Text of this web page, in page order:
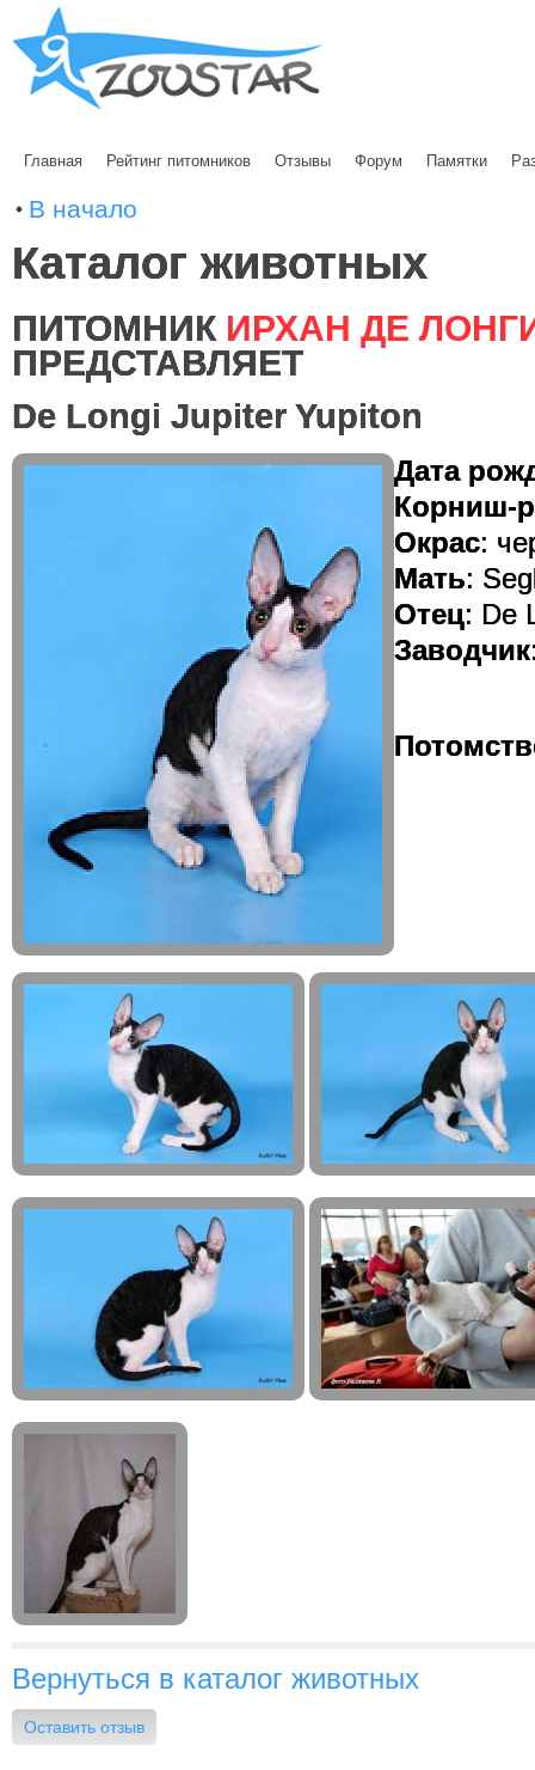
Главная Рейтинг питомников Отзывы Форум Памятки
В начало
Каталог животных
ПИТОМНИК ИРХАН ДЕ
ПРЕДСТАВЛЯЕТ
De Longi Jupiter Yupiton
Дата
Корниш-
Окрас:
Мать:
Отец: De
Заводчик
Вернуться в каталог животных
Оставить отзыв